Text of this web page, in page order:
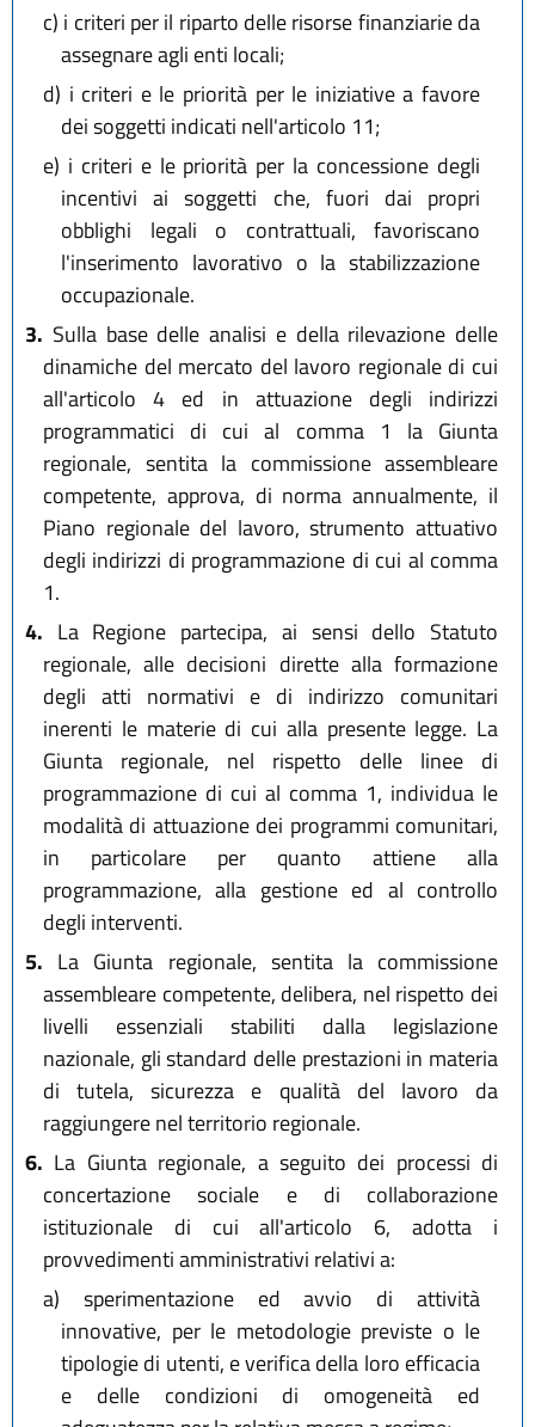
c) i criteri per il riparto delle risorse finanziarie da
assegnare agli enti locali;
d) i criteri e le priorità per le iniziative a favore
dei soggetti indicati nell'articolo 11;
e) i criteri e le priorità per la concessione degli
incentivi ai soggetti che, fuori dai propri
obblighi legali o contrattuali, favoriscano
l'inserimento lavorativo o la stabilizzazione
occupazionale.
3. Sulla base delle analisi e della rilevazione delle
dinamiche del mercato del lavoro regionale di cui
all'articolo 4 ed in attuazione degli indirizzi
programmatici di cui al comma 1 la Giunta
regionale, sentita la commissione assembleare
competente, approva, di norma annualmente, il
Piano regionale del lavoro, strumento attuativo
degli indirizzi di programmazione di cui al comma
1.
4. La Regione partecipa, ai sensi dello Statuto
regionale, alle decisioni dirette alla formazione
degli atti normativi e di indirizzo comunitari
inerenti le materie di cui alla presente legge. La
Giunta regionale, nel rispetto delle linee di
programmazione di cui al comma 1, individua le
modalità di attuazione dei programmi comunitari,
in particolare per quanto attiene alla
programmazione, alla gestione ed al controllo
degli interventi.
5. La Giunta regionale, sentita la commissione
assembleare competente, delibera, nel rispetto dei
livelli essenziali stabiliti dalla legislazione
nazionale, gli standard delle prestazioni in materia
di tutela, sicurezza e qualità del lavoro da
raggiungere nel territorio regionale.
6. La Giunta regionale, a seguito dei processi di
concertazione sociale e di collaborazione
istituzionale di cui all'articolo 6, adotta i
provvedimenti amministrativi relativi a:
a) sperimentazione ed avvio di attività
innovative, per le metodologie previste o le
tipologie di utenti, e verifica della loro efficacia
e delle condizioni di omogeneità ed